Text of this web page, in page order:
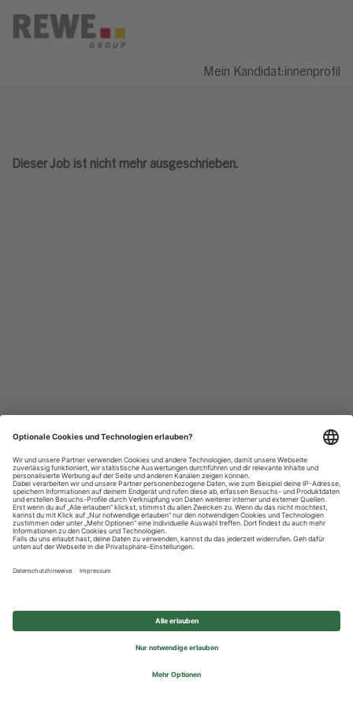
Mein Kandidat:innenprofil
Dieser Job ist nicht mehr ausgeschrieben.
Datenschutzhinweise
Impressum
Privatsphäre-Einstellungen
© 2026 REWE Group - All rights reserved